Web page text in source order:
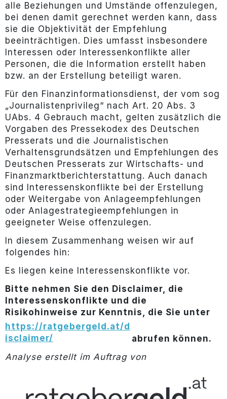
alle Beziehungen und Umstände offenzulegen,
bei denen damit gerechnet werden kann, dass
sie die Objektivität der Empfehlung
beeinträchtigen. Dies umfasst insbesondere
Interessen oder Interessenkonflikte aller
Personen, die die Information erstellt haben
bzw. an der Erstellung beteiligt waren.
Für den Finanzinformationsdienst, der vom sog
„Journalistenprivileg“ nach Art. 20 Abs. 3
UAbs. 4 Gebrauch macht, gelten zusätzlich die
Vorgaben des Pressekodex des Deutschen
Presserats und die Journalistischen
Verhaltensgrundsätzen und Empfehlungen des
Deutschen Presserats zur Wirtschafts- und
Finanzmarktberichterstattung. Auch danach
sind Interessenskonflikte bei der Erstellung
oder Weitergabe von Anlageempfehlungen
oder Anlagestrategieempfehlungen in
geeigneter Weise offenzulegen.
In diesem Zusammenhang weisen wir auf
folgendes hin:
Es liegen keine Interessenskonflikte vor.
Bitte nehmen Sie den Disclaimer, die
Interessenskonflikte und die
Risikohinweise zur Kenntnis, die Sie unter
https://ratgebergeld.at/d
isclaimer/
abrufen können.
Analyse erstellt im Auftrag von